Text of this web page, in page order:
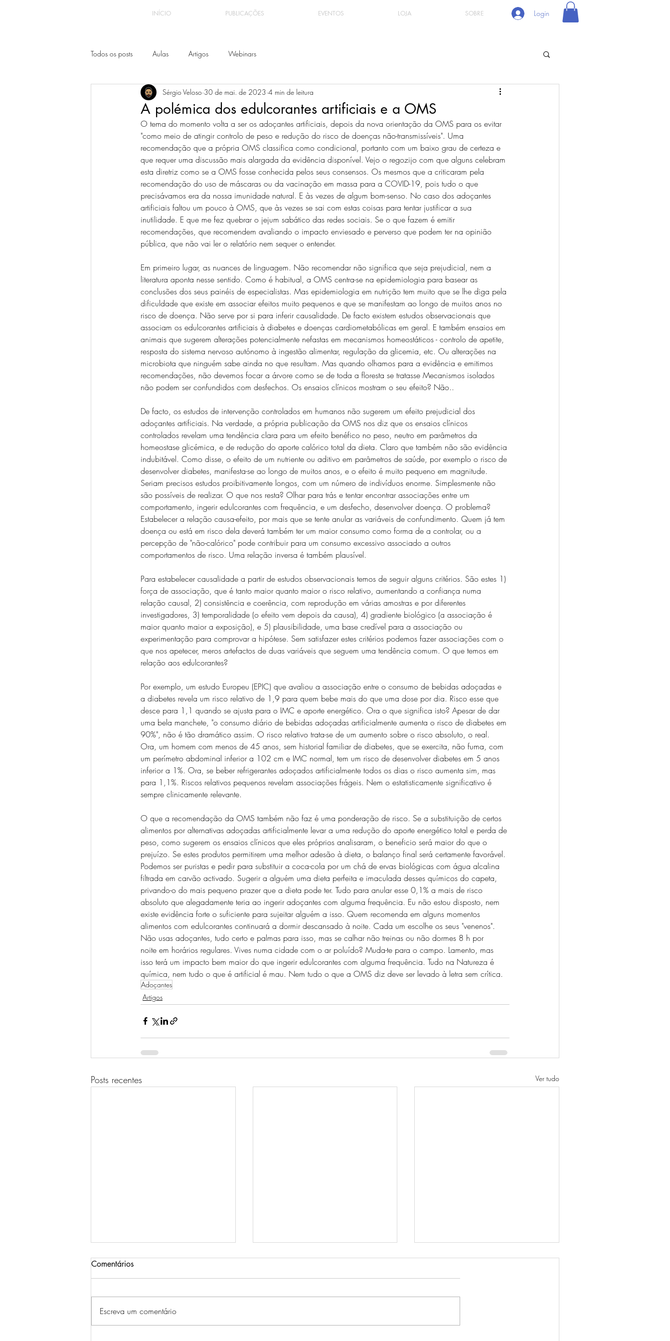
INÍCIO PUBLICAÇÕES EVENTOS LOJA SOBRE Login
Todos os posts Aulas Artigos Webinars
A polémica dos edulcorantes artificiais e a OMS
Sérgio Veloso 30 de mai. de 2023 4 min de leitura
O tema do momento volta a ser os adoçantes artificiais, depois da nova orientação da OMS para os evitar
"como meio de atingir controlo de peso e redução do risco de doenças não-transmissíveis". Uma
recomendação que a própria OMS classifica como condicional, portanto com um baixo grau de certeza e
que requer uma discussão mais alargada da evidência disponível. Vejo o regozijo com que alguns celebram
esta diretriz como se a OMS fosse conhecida pelos seus consensos. Os mesmos que a criticaram pela
recomendação do uso de máscaras ou da vacinação em massa para a COVID-19, pois tudo o que
precisávamos era da nossa imunidade natural. E às vezes de algum bom-senso. No caso dos adoçantes
artificiais faltou um pouco à OMS, que às vezes se sai com estas coisas para tentar justificar a sua
inutilidade. E que me fez quebrar o jejum sabático das redes sociais. Se o que fazem é emitir
recomendações, que recomendem avaliando o impacto enviesado e perverso que podem ter na opinião
pública, que não vai ler o relatório nem sequer o entender.
Em primeiro lugar, as nuances de linguagem. Não recomendar não significa que seja prejudicial, nem a
literatura aponta nesse sentido. Como é habitual, a OMS centra-se na epidemiologia para basear as
conclusões dos seus painéis de especialistas. Mas epidemiologia em nutrição tem muito que se lhe diga pela
dificuldade que existe em associar efeitos muito pequenos e que se manifestam ao longo de muitos anos no
risco de doença. Não serve por si para inferir causalidade. De facto existem estudos observacionais que
associam os edulcorantes artificiais à diabetes e doenças cardiometabólicas em geral. E também ensaios em
animais que sugerem alterações potencialmente nefastas em mecanismos homeostáticos - controlo de apetite,
resposta do sistema nervoso autónomo à ingestão alimentar, regulação da glicemia, etc. Ou alterações na
microbiota que ninguém sabe ainda no que resultam. Mas quando olhamos para a evidência e emitimos
recomendações, não devemos focar a árvore como se de toda a floresta se tratasse Mecanismos isolados
não podem ser confundidos com desfechos. Os ensaios clínicos mostram o seu efeito? Não..
De facto, os estudos de intervenção controlados em humanos não sugerem um efeito prejudicial dos
adoçantes artificiais. Na verdade, a própria publicação da OMS nos diz que os ensaios clínicos
controlados revelam uma tendência clara para um efeito benéfico no peso, neutro em parâmetros da
homeostase glicémica, e de redução do aporte calórico total da dieta. Claro que também não são evidência
indubitável. Como disse, o efeito de um nutriente ou aditivo em parâmetros de saúde, por exemplo o risco de
desenvolver diabetes, manifesta-se ao longo de muitos anos, e o efeito é muito pequeno em magnitude.
Seriam precisos estudos proibitivamente longos, com um número de indivíduos enorme. Simplesmente não
são possíveis de realizar. O que nos resta? Olhar para trás e tentar encontrar associações entre um
comportamento, ingerir edulcorantes com frequência, e um desfecho, desenvolver doença. O problema?
Estabelecer a relação causa-efeito, por mais que se tente anular as variáveis de confundimento. Quem já tem
doença ou está em risco dela deverá também ter um maior consumo como forma de a controlar, ou a
percepção de "não-calórico" pode contribuir para um consumo excessivo associado a outros
comportamentos de risco. Uma relação inversa é também plausível.
Para estabelecer causalidade a partir de estudos observacionais temos de seguir alguns critérios. São estes 1)
força de associação, que é tanto maior quanto maior o risco relativo, aumentando a confiança numa
relação causal, 2) consistência e coerência, com reprodução em várias amostras e por diferentes
investigadores, 3) temporalidade (o efeito vem depois da causa), 4) gradiente biológico (a associação é
maior quanto maior a exposição), e 5) plausibilidade, uma base credível para a associação ou
experimentação para comprovar a hipótese. Sem satisfazer estes critérios podemos fazer associações com o
que nos apetecer, meros artefactos de duas variáveis que seguem uma tendência comum. O que temos em
relação aos edulcorantes?
Por exemplo, um estudo Europeu (EPIC) que avaliou a associação entre o consumo de bebidas adoçadas e
a diabetes revela um risco relativo de 1,9 para quem bebe mais do que uma dose por dia. Risco esse que
desce para 1,1 quando se ajusta para o IMC e aporte energético. Ora o que significa isto? Apesar de dar
uma bela manchete, "o consumo diário de bebidas adoçadas artificialmente aumenta o risco de diabetes em
90%", não é tão dramático assim. O risco relativo trata-se de um aumento sobre o risco absoluto, o real.
Ora, um homem com menos de 45 anos, sem historial familiar de diabetes, que se exercita, não fuma, com
um perímetro abdominal inferior a 102 cm e IMC normal, tem um risco de desenvolver diabetes em 5 anos
inferior a 1%. Ora, se beber refrigerantes adoçados artificialmente todos os dias o risco aumenta sim, mas
para 1,1%. Riscos relativos pequenos revelam associações frágeis. Nem o estatisticamente significativo é
sempre clinicamente relevante.
O que a recomendação da OMS também não faz é uma ponderação de risco. Se a substituição de certos
alimentos por alternativas adoçadas artificialmente levar a uma redução do aporte energético total e perda de
peso, como sugerem os ensaios clínicos que eles próprios analisaram, o beneficio será maior do que o
prejuízo. Se estes produtos permitirem uma melhor adesão à dieta, o balanço final será certamente favorável.
Podemos ser puristas e pedir para substituir a coca-cola por um chá de ervas biológicas com água alcalina
filtrada em carvão activado. Sugerir a alguém uma dieta perfeita e imaculada desses químicos do capeta,
privando-o do mais pequeno prazer que a dieta pode ter. Tudo para anular esse 0,1% a mais de risco
absoluto que alegadamente teria ao ingerir adoçantes com alguma frequência. Eu não estou disposto, nem
existe evidência forte o suficiente para sujeitar alguém a isso. Quem recomenda em alguns momentos
alimentos com edulcorantes continuará a dormir descansado à noite. Cada um escolhe os seus "venenos".
Não usas adoçantes, tudo certo e palmas para isso, mas se calhar não treinas ou não dormes 8 h por
noite em horários regulares. Vives numa cidade com o ar poluído? Muda-te para o campo. Lamento, mas
isso terá um impacto bem maior do que ingerir edulcorantes com alguma frequência. Tudo na Natureza é
química, nem tudo o que é artificial é mau. Nem tudo o que a OMS diz deve ser levado à letra sem crítica.
Adoçantes
Artigos
Posts recentes Ver tudo
Comentários
Escreva um comentário